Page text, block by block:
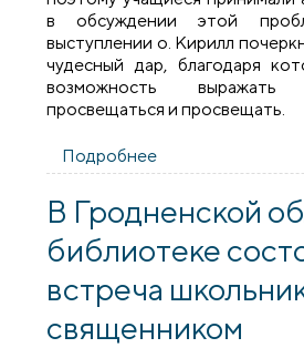
в обсуждении этой
выступлении о. Кирилл
чудесный дар, благодаря
возможность
просвещаться и просвещать.
Подробнее
сквернословии с
Скидельского
В Гродненской
библиотеке
встреча
священником